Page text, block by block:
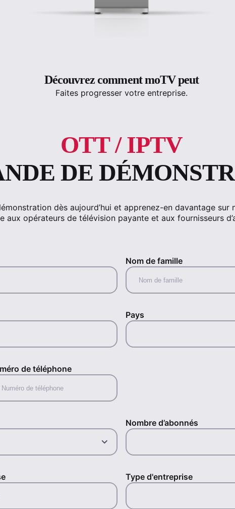
Découvrez comment moTV peut
Faites progresser votre entreprise.
OTT / IPTV
DE
dès aujourd’hui et apprenez-en davantage
aux opérateurs de télévision payante et aux fournisseurs
Nom de famille
Pays
de téléphone
Nombre d’abonnés
Type d'entreprise